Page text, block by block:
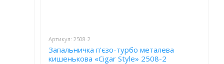
Артикул: 2508-2
Запальничка п'єзо-турбо металева
кишенькова «Cigar Style» 2508-2